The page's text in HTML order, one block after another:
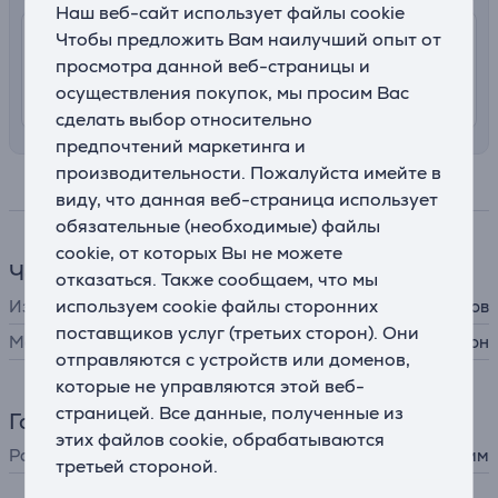
Наш веб-сайт использует файлы cookie
Чтобы предложить Вам наилучший опыт от
просмотра данной веб-страницы и
осуществления покупок, мы просим Вас
сделать выбор относительно
предпочтений маркетинга и
производительности. Пожалуйста имейте в
виду, что данная веб-страница использует
обязательные (необходимые) файлы
cookie, от которых Вы не можете
отказаться. Также сообщаем, что мы
используем cookie файлы сторонних
поставщиков услуг (третьих сторон). Они
отправляются с устройств или доменов,
которые не управляются этой веб-
страницей. Все данные, полученные из
этих файлов cookie, обрабатываются
третьей стороной.
Доставка с заносом на територии
Латвии
11. - 13. августа
7.99 €
Спецификация
Часы
Изделие
ремешок для часов
Материал
силикон
Габариты
Размер ремешка 130 - 180 мм